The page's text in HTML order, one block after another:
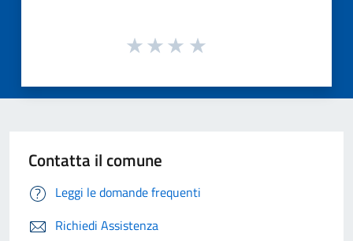
Contatta il comune
Leggi le domande frequenti
Richiedi Assistenza